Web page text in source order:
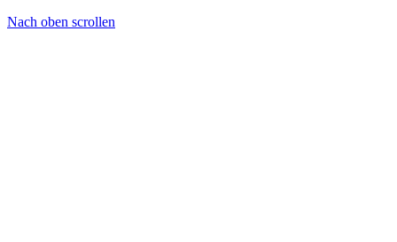
Nach oben scrollen